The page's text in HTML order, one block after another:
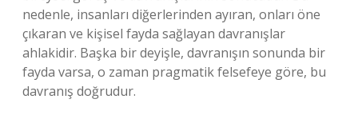
nedenle, insanları diğerlerinden ayıran, onları öne
çıkaran ve kişisel fayda sağlayan davranışlar
ahlakidir. Başka bir deyişle, davranışın sonunda bir
fayda varsa, o zaman pragmatik felsefeye göre, bu
davranış doğrudur.